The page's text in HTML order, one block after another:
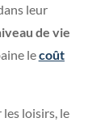
leur
de vie
lecoût
loisirs, le